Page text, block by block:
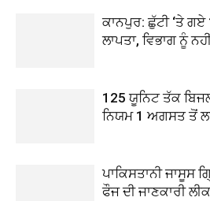
ਕਾਨਪੁਰ: ਛੁੱਟੀ ‘ਤੇ
ਲਾਪਤਾ, ਵਿਭਾਗ ਨੂੰ
125 ਯੂਨਿਟ ਤੱਕ
ਨਿਯਮ 1 ਅਗਸਤ ਤੋਂ
ਪਾਕਿਸਤਾਨੀ ਜਾਸੂਸ
ਫੌਜ ਦੀ ਜਾਣਕਾਰੀ